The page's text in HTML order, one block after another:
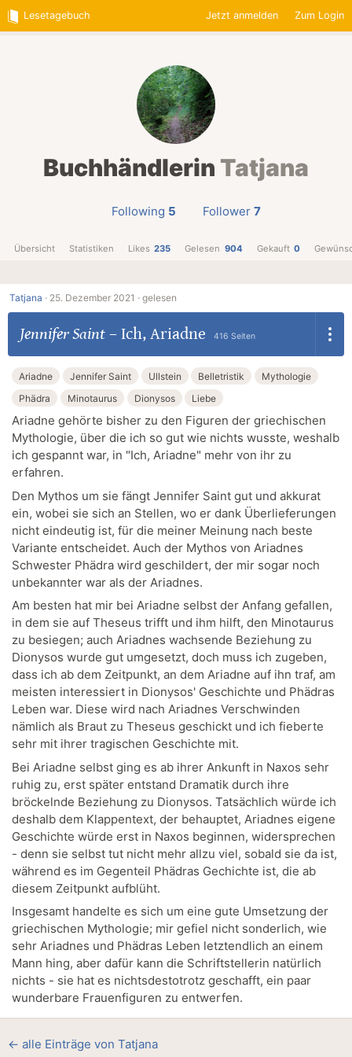
Lesetagebuch Jetzt anmelden Zum Login
Buchhändlerin Tatjana
Following 5 Follower 7
Übersicht Statistiken Likes 235 Gelesen 904 Gekauft 0
Tatjana · 25. Dezember 2021 · gelesen
Jennifer Saint– Ich, Ariadne 416 Seiten
Ariadne Jennifer Saint Ullstein Belletristik
Mythologie
Phädra
Minotaurus Dionysos Liebe
Ariadne gehörte bisher zu den Figuren der griechischen
Mythologie, über die ich so gut wie nichts wusste, weshalb
ich gespannt war, in "Ich, Ariadne" mehr von ihr zu
erfahren.
Den Mythos um sie fängt Jennifer Saint gut und akkurat
ein, wobei sie sich an Stellen, wo er dank Überlieferungen
nicht eindeutig ist, für die meiner Meinung nach beste
Variante entscheidet. Auch der Mythos von Ariadnes
Schwester Phädra wird geschildert, der mir sogar noch
unbekannter war als der Ariadnes.
Am besten hat mir bei Ariadne selbst der Anfang gefallen,
in dem sie auf Theseus trifft und ihm hilft, den Minotaurus
zu besiegen; auch Ariadnes wachsende Beziehung zu
Dionysos wurde gut umgesetzt, doch muss ich zugeben,
dass ich ab dem Zeitpunkt, an dem Ariadne auf ihn traf, am
meisten interessiert in Dionysos' Geschichte und Phädras
Leben war. Diese wird nach Ariadnes Verschwinden
nämlich als Braut zu Theseus geschickt und ich fieberte
sehr mit ihrer tragischen Geschichte mit.
Bei Ariadne selbst ging es ab ihrer Ankunft in Naxos sehr
ruhig zu, erst später entstand Dramatik durch ihre
bröckelnde Beziehung zu Dionysos. Tatsächlich würde ich
deshalb dem Klappentext, der behauptet, Ariadnes eigene
Geschichte würde erst in Naxos beginnen, widersprechen
- denn sie selbst tut nicht mehr allzu viel, sobald sie da ist,
während es im Gegenteil Phädras Gechichte ist, die ab
diesem Zeitpunkt aufblüht.
Insgesamt handelte es sich um eine gute Umsetzung der
griechischen Mythologie; mir gefiel nicht sonderlich, wie
sehr Ariadnes und Phädras Leben letztendlich an einem
Mann hing, aber dafür kann die Schriftstellerin natürlich
nichts - sie hat es nichtsdestotrotz geschafft, ein paar
wunderbare Frauenfiguren zu entwerfen.
← alle Einträge von Tatjana